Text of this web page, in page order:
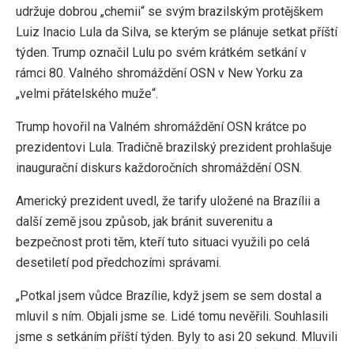
udržuje dobrou „chemii“ se svým brazilským protějškem
Luiz Inacio Lula da Silva, se kterým se plánuje setkat příští
týden. Trump označil Lulu po svém krátkém setkání v
rámci 80. Valného shromáždění OSN v New Yorku za
„velmi přátelského muže“.
Trump hovořil na Valném shromáždění OSN krátce po
prezidentovi Lula. Tradičně brazilský prezident prohlašuje
inaugurační diskurs každoročních shromáždění OSN.
Americký prezident uvedl, že tarify uložené na Brazílii a
další země jsou způsob, jak bránit suverenitu a
bezpečnost proti těm, kteří tuto situaci využili po celá
desetiletí pod předchozími správami.
„Potkal jsem vůdce Brazílie, když jsem se sem dostal a
mluvil s ním. Objali jsme se. Lidé tomu nevěřili. Souhlasili
jsme s setkáním příští týden. Byly to asi 20 sekund. Mluvili